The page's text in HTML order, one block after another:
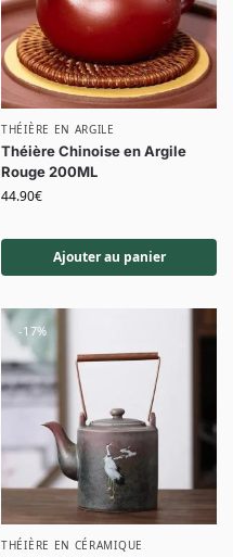
THÉIÈRE EN ARGILE
Théière Chinoise en Argile
Rouge 200ML
44.90€
Ajouter au panier
-17%
THÉIÈRE EN CÉRAMIQUE